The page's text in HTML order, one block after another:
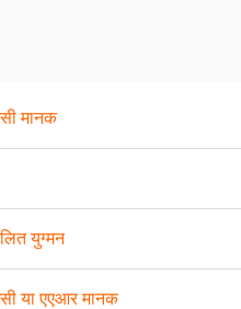
मानक
युग्मन
या एएआर मानक